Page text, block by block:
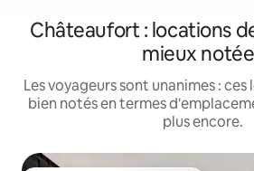
Châteaufort : locations
mieux
Les voyageurs sont unanimes :
bien notés en termes
plus encore.